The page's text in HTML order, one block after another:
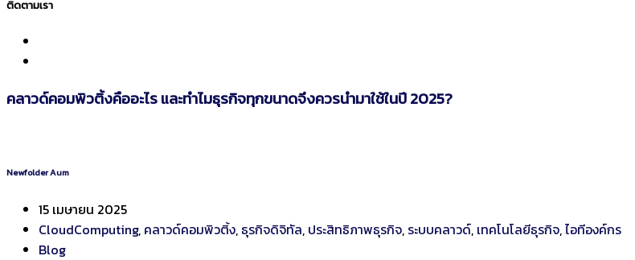
ติดตามเรา
คลาวด์คอมพิวติ้งคืออะไร และทำไมธุรกิจทุกขนาดจึงควรนำมาใช้ในปี 2025?
Newfolder Aum
15 เมษายน 2025
CloudComputing, คลาวด์คอมพิวติ้ง, ธุรกิจดิจิทัล, ประสิทธิภาพธุรกิจ, ระบบคลาวด์, เทคโนโลยีธุรกิจ,ไอทีองค์กร
Blog